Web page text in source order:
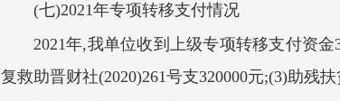
(七)2021年专项转移支付情况
2021年,我单位收到上级专项转移支付资金
复救助晋财社(2020)261号支320000元;(3)助残